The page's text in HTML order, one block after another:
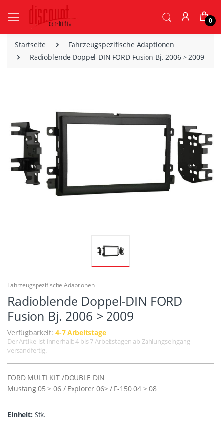
0
Startseite
Fahrzeugspezifische Adaptionen
Radioblende Doppel-DIN FORD Fusion Bj. 2006 > 2009
Fahrzeugspezifische Adaptionen
Radioblende Doppel-DIN FORD
Fusion Bj. 2006 > 2009
Verfügbarkeit: 4-7 Arbeitstage
Der Artikel ist innerhalb 4 bis 7 Arbeitstagen ab Zahlungseingang
versandfertig.
FORD MULTI KIT /DOUBLE DIN
Mustang 05 > 06 / Explorer 06> / F-150 04 > 08
Einheit: Stk.